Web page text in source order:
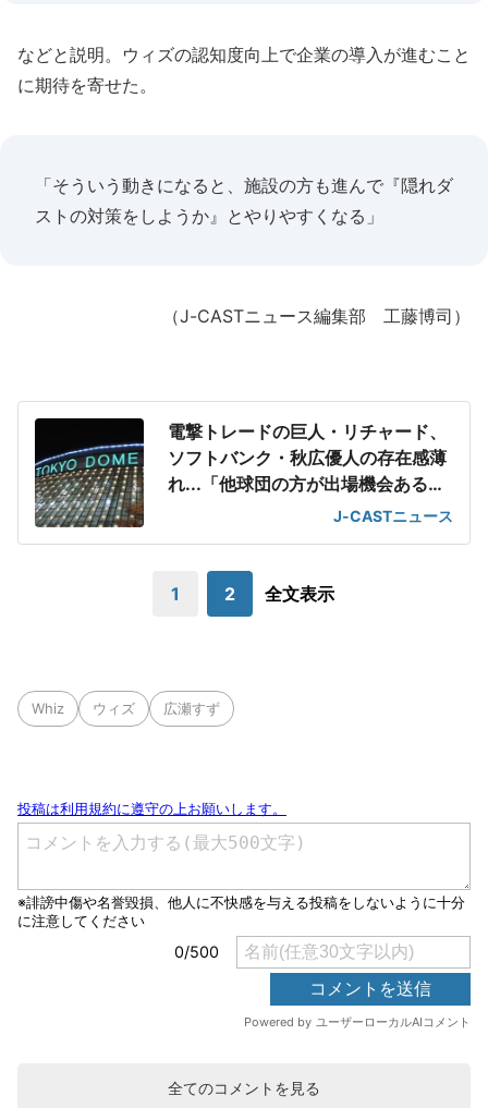
などと説明。ウィズの認知度向上で企業の導入が進むこと
に期待を寄せた。
「そういう動きになると、施設の方も進んで『隠れダ
ストの対策をしようか』とやりやすくなる」
（J-CASTニュース編集部 工藤博司）
電撃トレードの巨人・リチャード、
ソフトバンク・秋広優人の存在感薄
れ...「他球団の方が出場機会ある」
J-CASTニュース
1 2 全文表示
Whiz ウィズ 広瀬すず
全てのコメントを見る